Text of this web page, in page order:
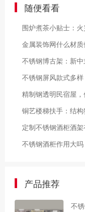
随便看看
围炉煮茶小贴士：
金属装饰网什么材
不锈钢博古架：新
不锈钢屏风款式多
精制钢透明民宿屋
铜艺楼梯扶手：结
定制不锈钢酒柜酒
不锈钢酒柜作用大
产品推荐
不